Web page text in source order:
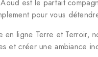
est le parfait
pour vous
en ligne Terre et Terroir,
et créer une ambiance